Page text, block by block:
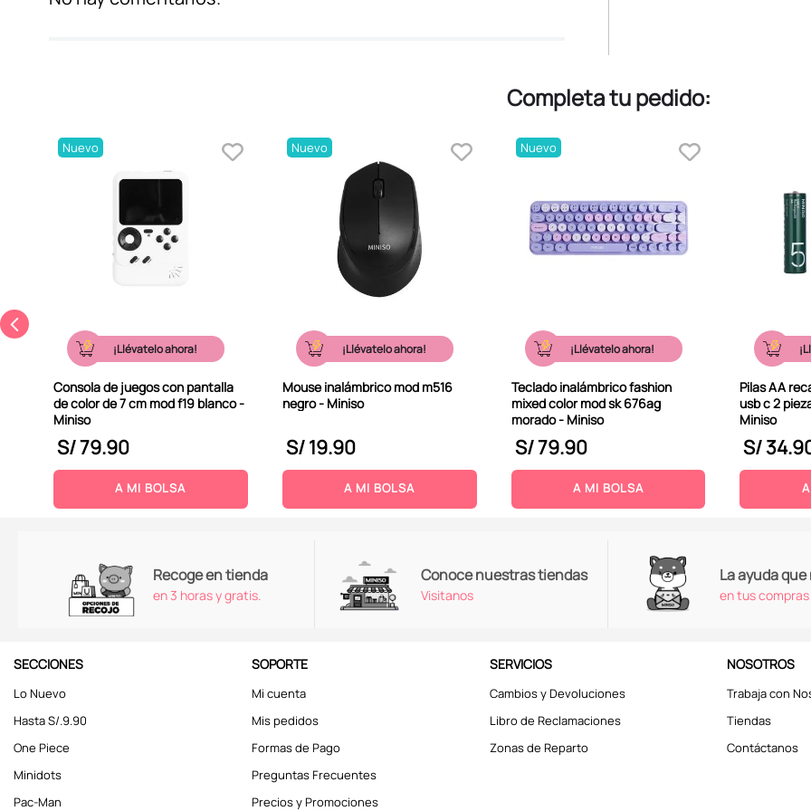
Completa tu pedido:
Nuevo
¡Llévatelo ahora!
Consola de juegos con pantalla
de color de 7 cm mod f19 blanco -
Miniso
S/79.90
A MI BOLSA
Nuevo
¡Llévatelo ahora!
Mouse inalámbrico mod m516
negro - Miniso
S/19.90
A MI BOLSA
Nuevo
¡Llévatelo ahora!
Teclado inalámbrico fashion
mixed color mod sk 676ag
morado - Miniso
S/79.90
A MI BOLSA
Pilas AA
usb c 2
Miniso
S/34.
Recoge en tienda
en 3 horas y gratis.
Conoce nuestras tiendas
Visitanos
La ayuda
en tus compras
SECCIONES
Lo Nuevo
Hasta S/.9.90
One Piece
Minidots
Pac-Man
SOPORTE
Mi cuenta
Mis pedidos
Formas de Pago
Preguntas Frecuentes
Precios y Promociones
SERVICIOS
Cambios y Devoluciones
Libro de Reclamaciones
Zonas de Reparto
NOSOTROS
Trabaja con
Tiendas
Contáctanos